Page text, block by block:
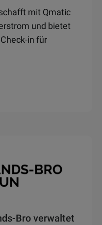
mit Qmatic
und bietet
in für
Bro verwaltet